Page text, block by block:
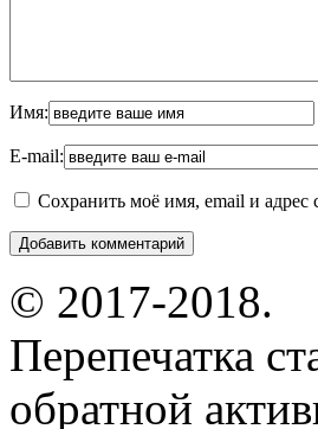
Имя:
E-mail:
Сохранить моё имя, email и адрес
© 2017-2018.
Перепечатка
обратной